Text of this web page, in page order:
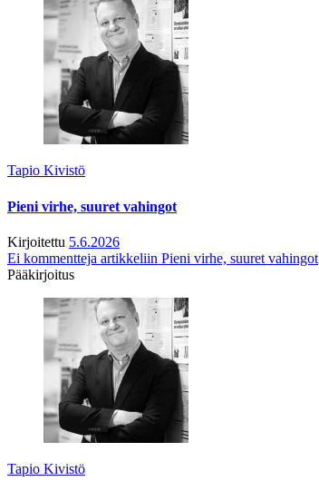
Tapio Kivistö
Pieni virhe, suuret vahingot
Kirjoitettu 5.6.2026
Ei kommentteja artikkeliin Pieni virhe, suuret vahingot
Pääkirjoitus
Tapio Kivistö